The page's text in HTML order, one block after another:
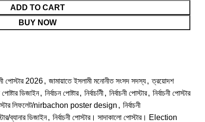
ADD TO CART
BUY NOW
পোস্টার 2026, জামায়াতে ইসলামী মনোনীত সংসদ সদস্য, ত্রয়োদশ
পোষ্টার ডিজাইন, নির্বাচন পোষ্টার, নির্বাচনিী, নির্বাচনী পোস্টার, নির্বাচনী পোস্টার
পোস্টার লিফলেট/nirbachon poster design , নির্বাচনী
ব্যানার ডিজাইন, নির্বাচনী পোস্টার। সাদাকালো পোস্টার। Election